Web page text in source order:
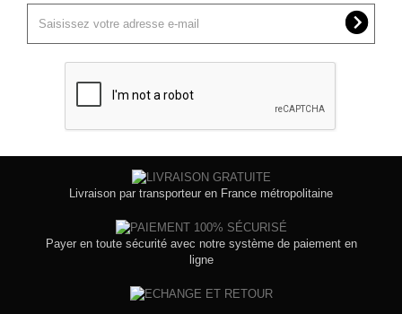
Livraison par transporteur en France métropolitaine
Payer en toute sécurité avec notre système de paiement en
ligne